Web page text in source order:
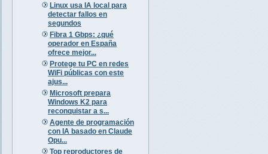
Linux usa IA local para
detectar fallos en
segundos
Fibra 1 Gbps: ¿qué
operador en España
ofrece mejor...
Protege tu PC en redes
WiFi públicas con este
ajus...
Microsoft prepara
Windows K2 para
reconquistar a s...
Agente de programación
con IA basado en Claude
Opu...
Top reproductores de